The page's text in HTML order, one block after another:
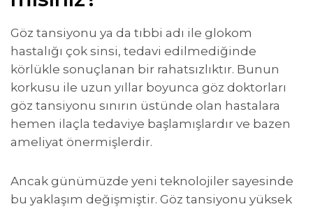
Göz tansiyonu ya da tıbbi adı ile glokom
hastalığı çok sinsi, tedavi edilmediğinde
körlükle sonuçlanan bir rahatsızlıktır. Bunun
korkusu ile uzun yıllar boyunca göz doktorları
göz tansiyonu sınırın üstünde olan hastalara
hemen ilaçla tedaviye başlamışlardır ve bazen
ameliyat önermişlerdir.
Ancak günümüzde yeni teknolojiler sayesinde
bu yaklaşım değişmiştir. Göz tansiyonu yüksek